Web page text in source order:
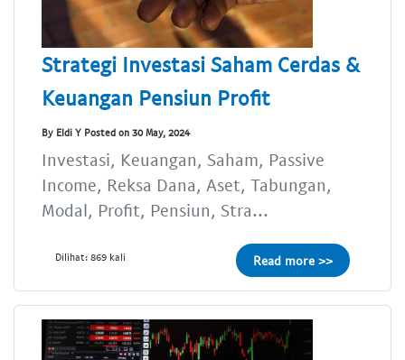
Strategi Investasi Saham Cerdas &
Keuangan Pensiun Profit
By Eldi Y Posted on 30 May, 2024
Investasi, Keuangan, Saham, Passive
Income, Reksa Dana, Aset, Tabungan,
Modal, Profit, Pensiun, Stra...
Dilihat: 869 kali Read more >>